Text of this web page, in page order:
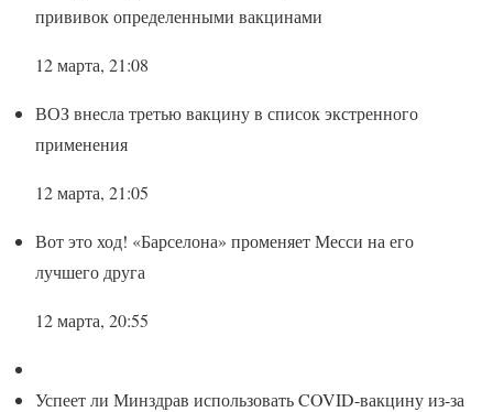
прививок определенными вакцинами
12 марта, 21:08
ВОЗ внесла третью вакцину в список экстренного
применения
12 марта, 21:05
Вот это ход! «Барселона» променяет Месси на его
лучшего друга
12 марта, 20:55
Успеет ли Минздрав использовать COVID-вакцину из-за